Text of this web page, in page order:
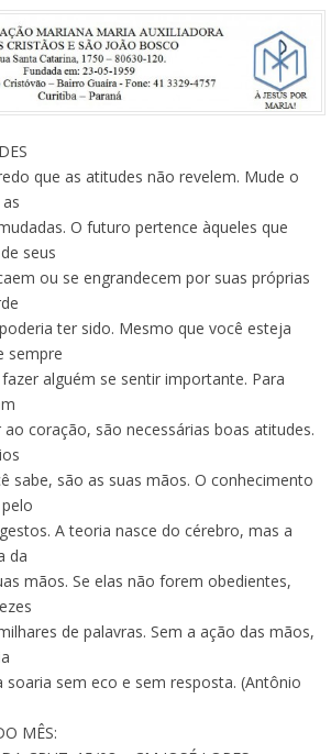
que as atitudes não revelem. Mude o
O futuro pertence àqueles que
seus
ou se engrandecem por suas próprias
ter sido. Mesmo que você esteja
sempre
alguém se sentir importante. Para
coração, são necessárias boas atitudes.
sabe, são as suas mãos. O conhecimento
A teoria nasce do cérebro, mas a
da
mãos. Se elas não forem obedientes,
de palavras. Sem a ação das mãos,
sem eco e sem resposta. (Antônio
MÊS: